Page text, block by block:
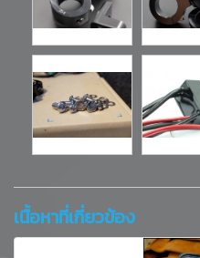
เนื้อหาที่เกี่ยวข้อง